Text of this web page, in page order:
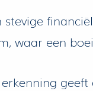
een
geeft